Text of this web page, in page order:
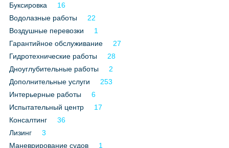
Выставки и семинары
Личности
Словарь
Буксировка
16
Водолазные работы
22
Воздушные перевозки
1
Гарантийное обслуживание
27
Гидротехнические работы
28
Дноуглубительные работы
2
Дополнительные услуги
253
Интерьерные работы
6
Испытательный центр
17
Консалтинг
36
Лизинг
3
Маневрирование судов
1